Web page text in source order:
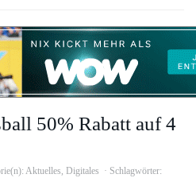
50% Rabatt auf 4
Aktuelles, Digitales
Schlagwörter: